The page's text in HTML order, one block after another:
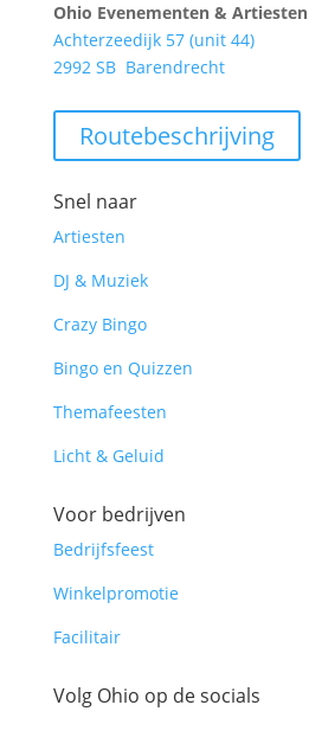
Ohio Evenementen & Artiesten
Achterzeedijk 57 (unit 44)
2992 SB Barendrecht
Routebeschrijving
Snel naar
Artiesten
DJ & Muziek
Crazy Bingo
Bingo en Quizzen
Themafeesten
Licht & Geluid
Voor bedrijven
Bedrijfsfeest
Winkelpromotie
Facilitair
Volg Ohio op de socials